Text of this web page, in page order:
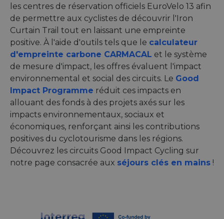
les centres de réservation officiels EuroVelo 13 afin
de permettre aux cyclistes de découvrir l'Iron
Curtain Trail tout en laissant une empreinte
positive. À l'aide d'outils tels que le calculateur
d'empreinte carbone CARMACAL et le système
de mesure d'impact, les offres évaluent l'impact
environnemental et social des circuits. Le Good
Impact Programme réduit ces impacts en
allouant des fonds à des projets axés sur les
impacts environnementaux, sociaux et
économiques, renforçant ainsi les contributions
positives du cyclotourisme dans les régions.
Découvrez les circuits Good Impact Cycling sur
notre page consacrée aux séjours clés en mains !